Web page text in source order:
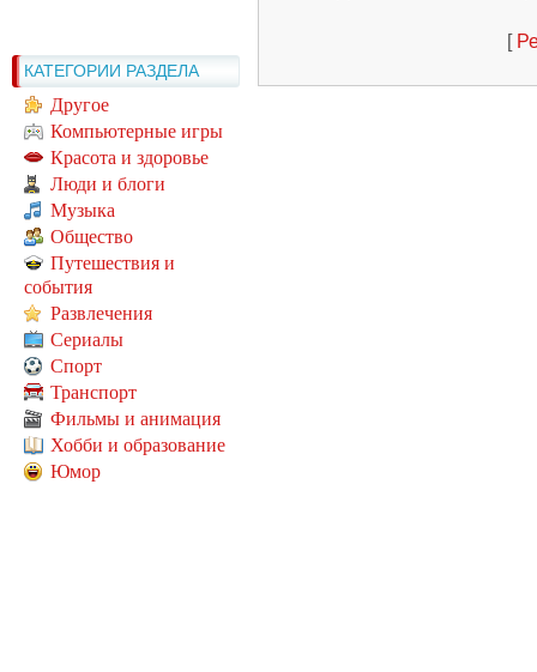
КАТЕГОРИИ РАЗДЕЛА
Другое
Компьютерные игры
Красота и здоровье
Люди и блоги
Музыка
Общество
Путешествия и
события
Развлечения
Сериалы
Спорт
Транспорт
Фильмы и анимация
Хобби и образование
Юмор
[